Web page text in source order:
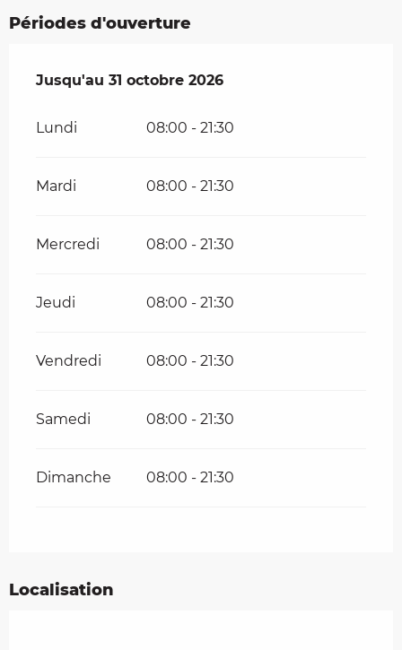
Périodes d'ouverture
Du4 avril 2026au31 octobre 2026
Jusqu'au 31 octobre 2026
Lundi 08:00 - 21:30
Mardi 08:00 - 21:30
Mercredi 08:00 - 21:30
Jeudi 08:00 - 21:30
Vendredi 08:00 - 21:30
Samedi 08:00 - 21:30
Dimanche 08:00 - 21:30
Localisation